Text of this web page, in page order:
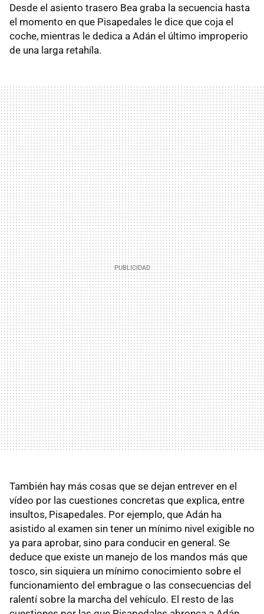
Desde el asiento trasero Bea graba la secuencia hasta
el momento en que Pisapedales le dice que coja el
coche, mientras le dedica a Adán el último improperio
de una larga retahíla.
También hay más cosas que se dejan entrever en el
vídeo por las cuestiones concretas que explica, entre
insultos, Pisapedales. Por ejemplo, que Adán ha
asistido al examen sin tener un mínimo nivel exigible no
ya para aprobar, sino para conducir en general. Se
deduce que existe un manejo de los mandos más que
tosco, sin siquiera un mínimo conocimiento sobre el
funcionamiento del embrague o las consecuencias del
ralentí sobre la marcha del vehículo. El resto de las